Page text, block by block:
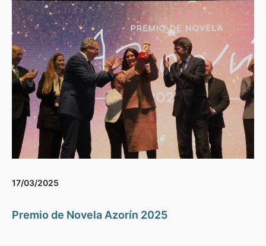
17/03/2025
Premio de Novela Azorín 2025